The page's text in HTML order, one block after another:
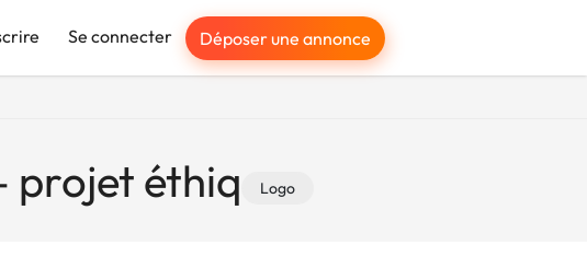
Se connecter Déposer une annonce
projet éthiq Logo